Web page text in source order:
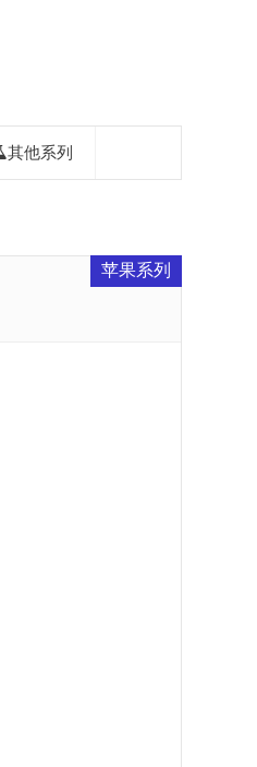
其他系列
苹果系列